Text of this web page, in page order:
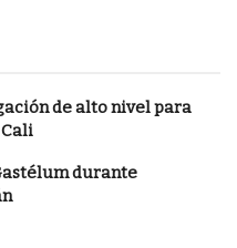
de alto nivel para
durante